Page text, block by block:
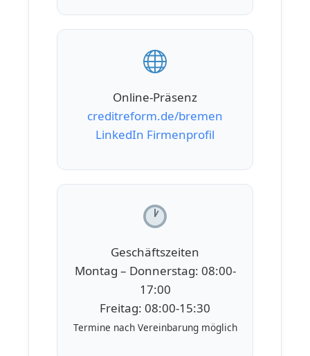
Online-Präsenz
creditreform.de/bremen
LinkedIn Firmenprofil
Geschäftszeiten
Montag – Donnerstag: 08:00-
17:00
Freitag: 08:00-15:30
Termine nach Vereinbarung möglich